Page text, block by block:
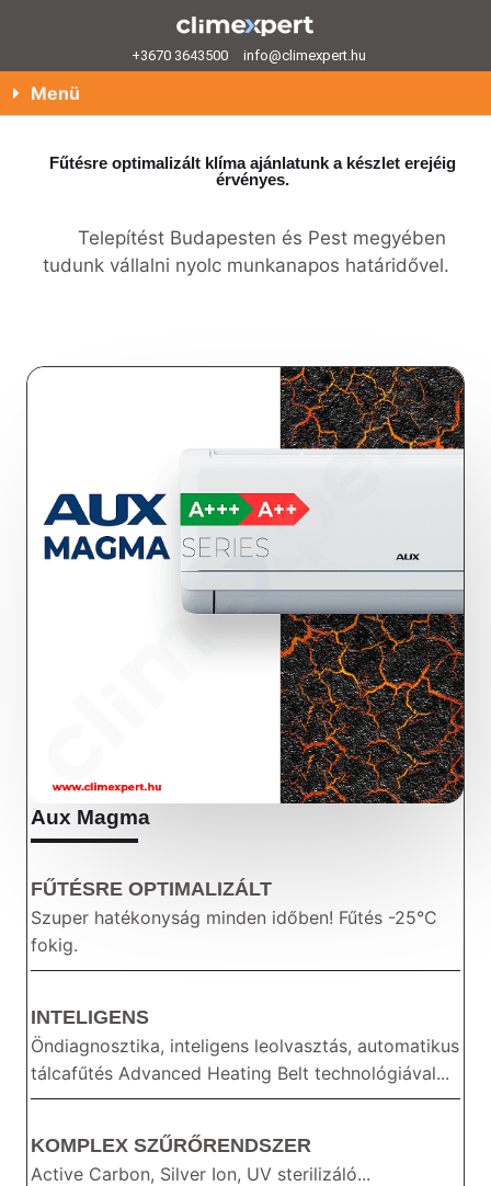
+3670 3643500 info@climexpert.hu
Menü
Fűtésre optimalizált klíma ajánlatunk a készlet erejéig
érvényes.
Telepítést Budapesten és Pest megyében
tudunk vállalni nyolc munkanapos határidővel.
Aux Magma
FŰTÉSRE OPTIMALIZÁLT
Szuper hatékonyság minden időben! Fűtés -25°C
fokig.
INTELIGENS
Öndiagnosztika, inteligens leolvasztás, automatikus
tálcafűtés Advanced Heating Belt technológiával...
KOMPLEX SZŰRŐRENDSZER
Active Carbon, Silver Ion, UV sterilizáló...